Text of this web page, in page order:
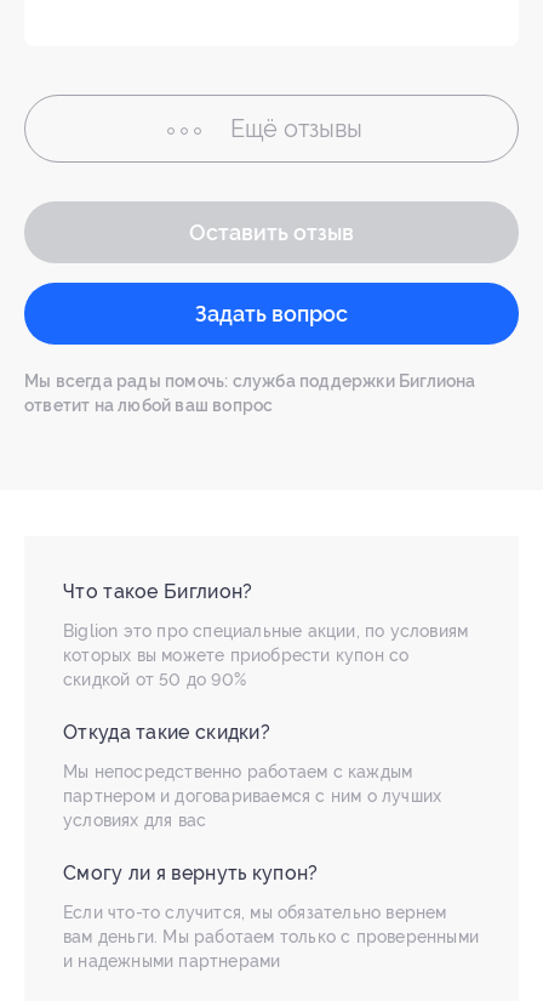
Ещё отзывы
Оставить отзыв
Задать вопрос
Мы всегда рады помочь: служба поддержки Биглиона
ответит на любой ваш вопрос
Что такое Биглион?
Biglion это про специальные акции, по условиям
которых вы можете приобрести купон со
скидкой от 50 до 90%
Откуда такие скидки?
Мы непосредственно работаем с каждым
партнером и договариваемся с ним о лучших
условиях для вас
Смогу ли я вернуть купон?
Если что-то случится, мы обязательно вернем
вам деньги. Мы работаем только с проверенными
и надежными партнерами